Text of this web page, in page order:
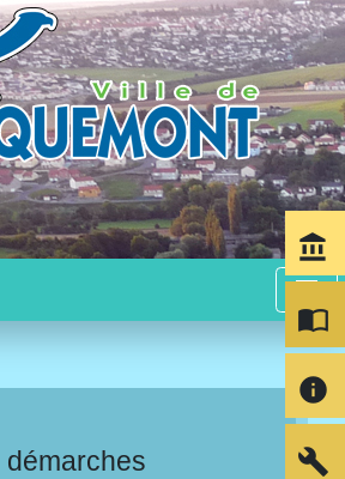
menu
account_balance
import_contacts
info
build